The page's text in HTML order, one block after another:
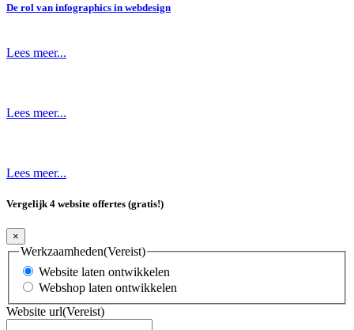
De rol van infographics in webdesign
Lees meer...
Lees meer...
Lees meer...
Vergelijk 4 website offertes (gratis!)
×
Werkzaamheden(Vereist)
Website laten ontwikkelen
Webshop laten ontwikkelen
Website url(Vereist)